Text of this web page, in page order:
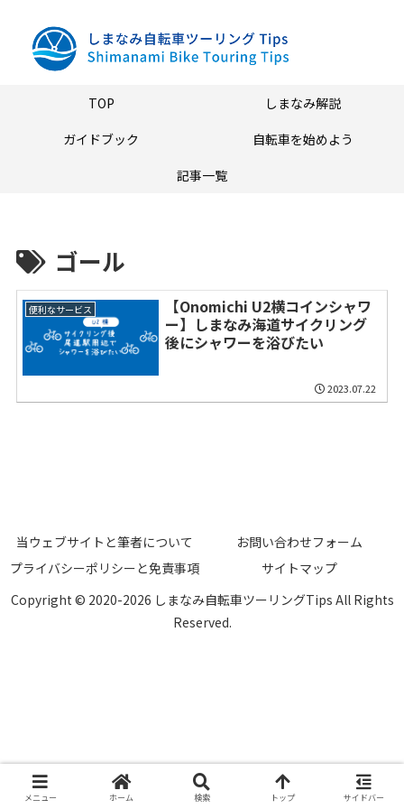
TOP
しまなみ解説
ガイドブック
自転車を始めよう
記事一覧
ゴール
便利なサービス
【Onomichi U2横コインシャワ
ー】しまなみ海道サイクリング
後にシャワーを浴びたい
2023.07.22
当ウェブサイトと筆者について
お問い合わせフォーム
プライバシーポリシーと免責事項
サイトマップ
Copyright © 2020-2026 しまなみ自転車ツーリングTips All Rights
Reserved.
メニュー ホーム 検索 トップ サイドバー